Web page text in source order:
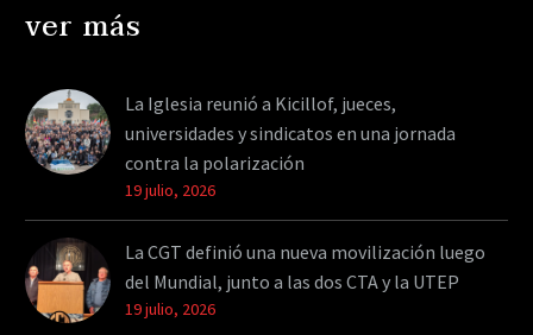
ver más
La Iglesia reunió a Kicillof, jueces,
universidades y sindicatos en una jornada
contra la polarización
19 julio, 2026
La CGT definió una nueva movilización luego
del Mundial, junto a las dos CTA y la UTEP
19 julio, 2026